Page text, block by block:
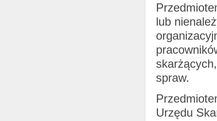
lub
spraw.
Urzędu